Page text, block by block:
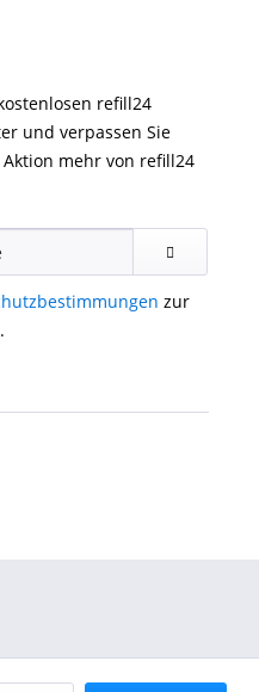
refill24
und verpassen Sie
mehr von refill24
zur